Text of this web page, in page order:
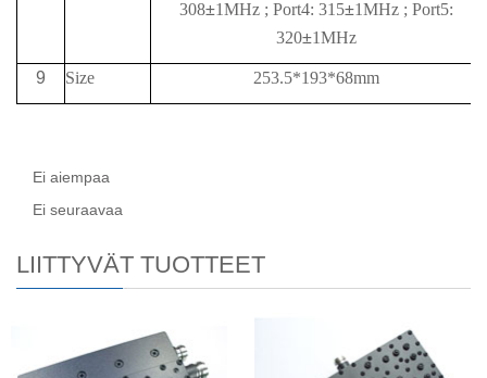
308±1MHz ; Port4: 315±1MHz ; Port5:
320±1MHz
9 Size 253.5*193*68mm
Ei aiempaa
Ei seuraavaa
LIITTYVÄT TUOTTEET